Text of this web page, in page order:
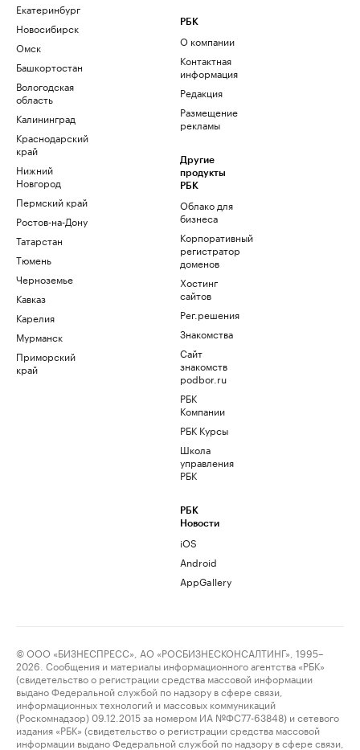
Екатеринбург
Новосибирск
Омск
Башкортостан
Вологодская
область
Калининград
Краснодарский
край
Нижний
Новгород
Пермский край
Ростов-на-Дону
Татарстан
Тюмень
Черноземье
Кавказ
Карелия
Мурманск
Приморский
край
РБК
О компании
Контактная
информация
Редакция
Размещение
рекламы
Другие
продукты
РБК
Облако для
бизнеса
Корпоративный
регистратор
доменов
Хостинг
сайтов
Рег.решения
Знакомства
Сайт
знакомств
podbor.ru
РБК
Компании
РБК Курсы
Школа
управления
РБК
РБК
Новости
iOS
Android
AppGallery
© ООО «БИЗНЕСПРЕСС», АО «РОСБИЗНЕСКОНСАЛТИНГ», 1995–
2026. Сообщения и материалы информационного агентства «РБК»
(свидетельство о регистрации средства массовой информации
выдано Федеральной службой по надзору в сфере связи,
информационных технологий и массовых коммуникаций
(Роскомнадзор) 09.12.2015 за номером ИА №ФС77-63848) и сетевого
издания «РБК» (свидетельство о регистрации средства массовой
информации выдано Федеральной службой по надзору в сфере связи,